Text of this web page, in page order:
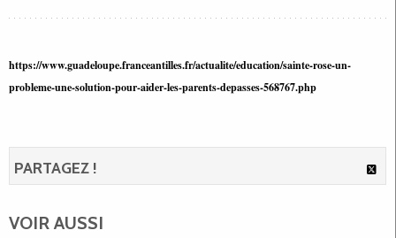
https://www.guadeloupe.franceantilles.fr/actualite/education/sainte-rose-un-
probleme-une-solution-pour-aider-les-parents-depasses-568767.php
PARTAGEZ !
VOIR AUSSI